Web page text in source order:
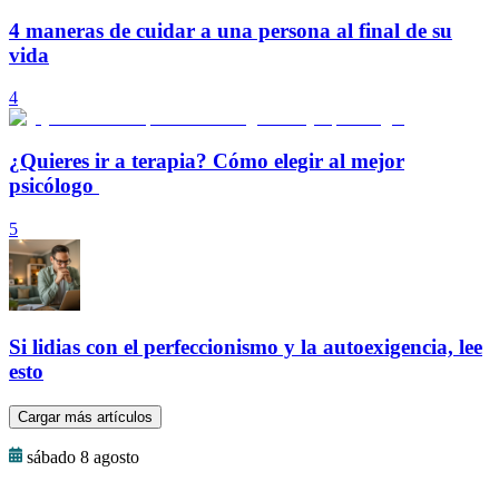
4 maneras de cuidar a una persona al final de su
vida
4
¿Quieres ir a terapia? Cómo elegir al mejor
psicólogo
5
Si lidias con el perfeccionismo y la autoexigencia, lee
esto
Cargar más artículos
sábado 8 agosto